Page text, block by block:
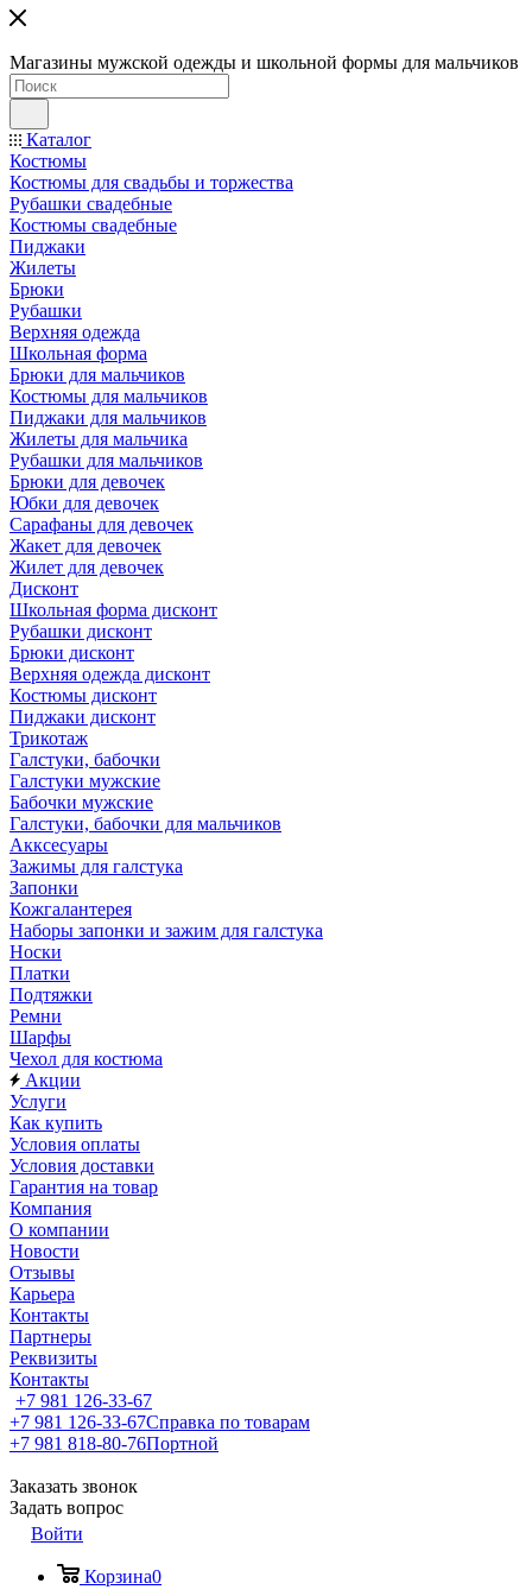
Магазины мужской одежды и школьной формы для мальчиков
Каталог
Костюмы
Костюмы для свадьбы и торжества
Рубашки свадебные
Костюмы свадебные
Пиджаки
Жилеты
Брюки
Рубашки
Верхняя одежда
Школьная форма
Брюки для мальчиков
Костюмы для мальчиков
Пиджаки для мальчиков
Жилеты для мальчика
Рубашки для мальчиков
Брюки для девочек
Юбки для девочек
Сарафаны для девочек
Жакет для девочек
Жилет для девочек
Дисконт
Школьная форма дисконт
Рубашки дисконт
Брюки дисконт
Верхняя одежда дисконт
Костюмы дисконт
Пиджаки дисконт
Трикотаж
Галстуки, бабочки
Галстуки мужские
Бабочки мужские
Галстуки, бабочки для мальчиков
Акксесуары
Зажимы для галстука
Запонки
Кожгалантерея
Наборы запонки и зажим для галстука
Носки
Платки
Подтяжки
Ремни
Шарфы
Чехол для костюма
Акции
Услуги
Как купить
Условия оплаты
Условия доставки
Гарантия на товар
Компания
О компании
Новости
Отзывы
Карьера
Контакты
Партнеры
Реквизиты
Контакты
+7 981 126-33-67
+7 981 126-33-67Справка по товарам
+7 981 818-80-76Портной
Заказать звонок
Задать вопрос
Войти
Корзина0